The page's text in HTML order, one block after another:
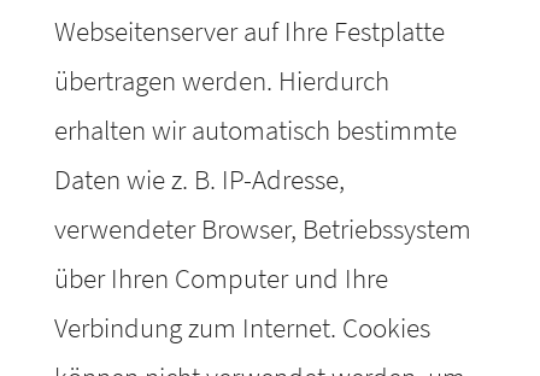
Webseitenserver auf Ihre Festplatte
übertragen werden. Hierdurch
erhalten wir automatisch bestimmte
Daten wie z. B. IP-Adresse,
verwendeter Browser, Betriebssystem
über Ihren Computer und Ihre
Verbindung zum Internet. Cookies